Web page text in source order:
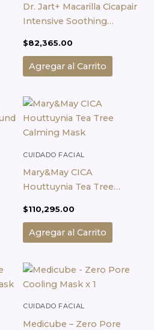
Dr. Jart+ Macarilla Cicapair
Intensive Soothing
$82,365.00
Agregar al Carrito
CUIDADO FACIAL
Mary&May CICA
Houttuynia Tea Tree
$110,295.00
Agregar al Carrito
CUIDADO FACIAL
Medicube – Zero Pore